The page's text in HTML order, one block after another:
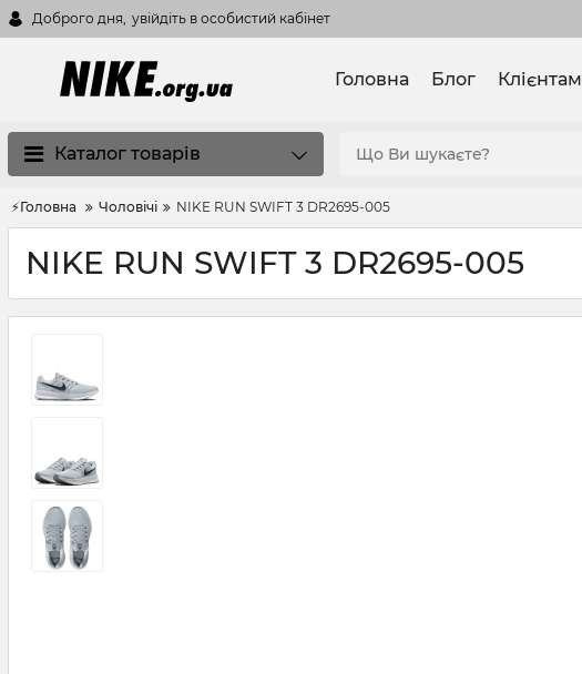
Доброго дня, увійдіть в особистий кабінет
Головна Блог Клієнтам
Каталог товарів
⚡Головна Чоловічі NIKE RUN SWIFT 3 DR2695-005
NIKE RUN SWIFT 3 DR2695-005